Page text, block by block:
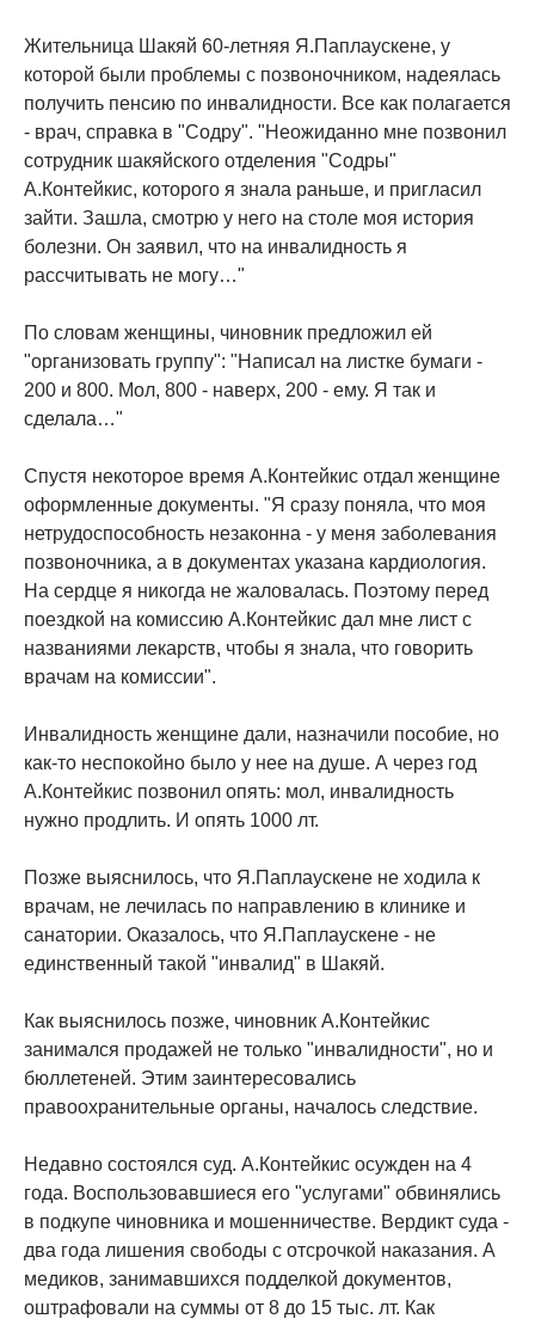
Жительница Шакяй 60-летняя Я.Паплаускене, у
которой были проблемы с позвоночником, надеялась
получить пенсию по инвалидности. Все как полагается
- врач, справка в "Содру". "Неожиданно мне позвонил
сотрудник шакяйского отделения "Содры"
А.Контейкис, которого я знала раньше, и пригласил
зайти. Зашла, смотрю у него на столе моя история
болезни. Он заявил, что на инвалидность я
рассчитывать не могу…"
По словам женщины, чиновник предложил ей
"организовать группу": "Написал на листке бумаги -
200 и 800. Мол, 800 - наверх, 200 - ему. Я так и
сделала…"
Спустя некоторое время А.Контейкис отдал женщине
оформленные документы. "Я сразу поняла, что моя
нетрудоспособность незаконна - у меня заболевания
позвоночника, а в документах указана кардиология.
На сердце я никогда не жаловалась. Поэтому перед
поездкой на комиссию А.Контейкис дал мне лист с
названиями лекарств, чтобы я знала, что говорить
врачам на комиссии".
Инвалидность женщине дали, назначили пособие, но
как-то неспокойно было у нее на душе. А через год
А.Контейкис позвонил опять: мол, инвалидность
нужно продлить. И опять 1000 лт.
Позже выяснилось, что Я.Паплаускене не ходила к
врачам, не лечилась по направлению в клинике и
санатории. Оказалось, что Я.Паплаускене - не
единственный такой "инвалид" в Шакяй.
Как выяснилось позже, чиновник А.Контейкис
занимался продажей не только "инвалидности", но и
бюллетеней. Этим заинтересовались
правоохранительные органы, началось следствие.
Недавно состоялся суд. А.Контейкис осужден на 4
года. Воспользовавшиеся его "услугами" обвинялись
в подкупе чиновника и мошенничестве. Вердикт суда -
два года лишения свободы с отсрочкой наказания. А
медиков, занимавшихся подделкой документов,
оштрафовали на суммы от 8 до 15 тыс. лт. Как